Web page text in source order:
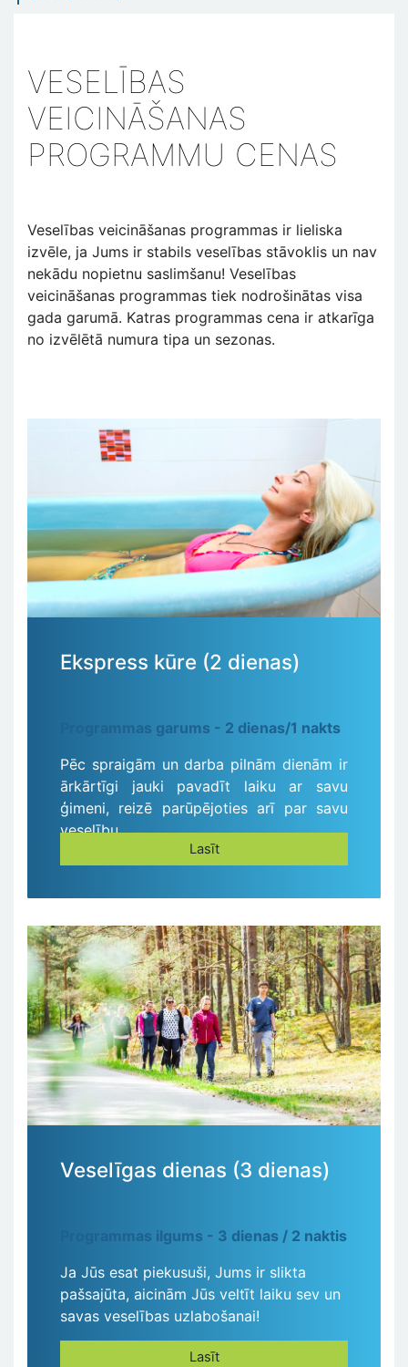
VESELĪBAS
VEICINĀŠANAS
PROGRAMMU CENAS
Veselības veicināšanas programmas ir lieliska
izvēle, ja Jums ir stabils veselības stāvoklis un nav
nekādu nopietnu saslimšanu! Veselības
veicināšanas programmas tiek nodrošinātas visa
gada garumā. Katras programmas cena ir atkarīga
no izvēlētā numura tipa un sezonas.
Ekspress kūre (2 dienas)
Programmas garums - 2 dienas/1 nakts
Pēc spraigām un darba pilnām dienām ir
ārkārtīgi jauki pavadīt laiku ar savu
ģimeni, reizē parūpējoties arī par savu
veselību.
Lasīt
Veselīgas dienas (3 dienas)
Programmas ilgums - 3 dienas / 2 naktis
Ja Jūs esat piekusuši, Jums ir slikta
pašsajūta, aicinām Jūs veltīt laiku sev un
savas veselības uzlabošanai!
Lasīt